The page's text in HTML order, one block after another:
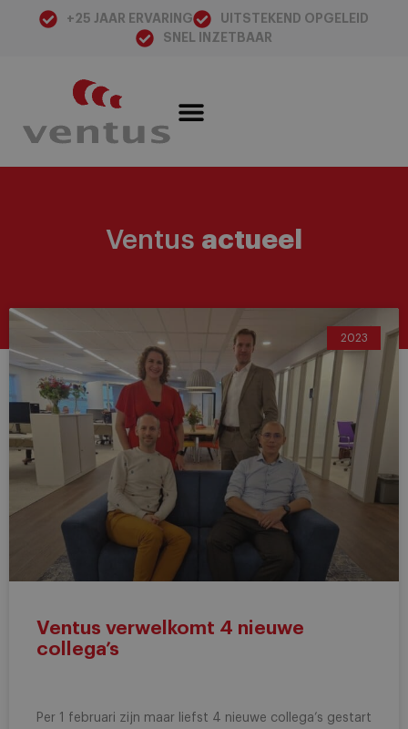
+25 JAAR ERVARING
UITSTEKEND OPGELEID
SNEL INZETBAAR
Ventus actueel
2023
Ventus verwelkomt 4 nieuwe
collega’s
Per 1 februari zijn maar liefst 4 nieuwe collega’s gestart